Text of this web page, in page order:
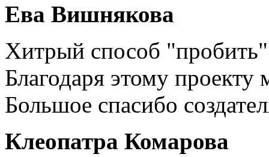
Ева Вишнякова
Хитрый способ
Благодаря этому
Большое спасибо
Клеопатра Комарова